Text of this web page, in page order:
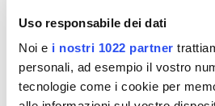
Uso responsabile dei dati
Noi e i nostri 1022 partner
personali, ad esempio il vostro
tecnologie come i cookie per